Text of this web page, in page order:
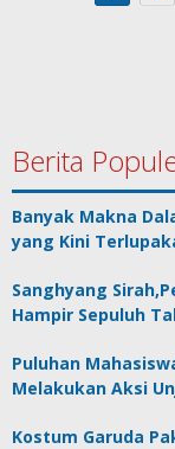
Berita
Banyak Makna
yang Kini
Sanghyang
Hampir Sepuluh
Puluhan
Melakukan Aksi
Kostum Garuda